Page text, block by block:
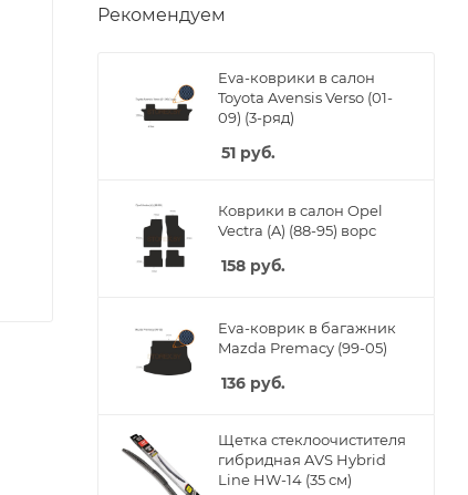
Рекомендуем
Eva-коврики в салон
Toyota Avensis Verso (01-
09) (3-ряд)
51 руб.
Коврики в салон Opel
Vectra (A) (88-95) ворс
158 руб.
Eva-коврик в багажник
Mazda Premacy (99-05)
136 руб.
Щетка стеклоочистителя
гибридная AVS Hybrid
Line HW-14 (35 см)